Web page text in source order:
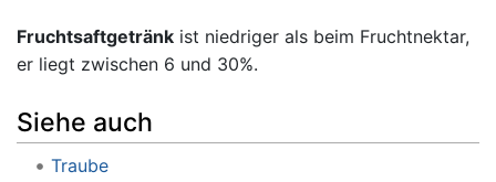
Fruchtsaftgetränk ist niedriger als beim Fruchtnektar,
er liegt zwischen 6 und 30%.
Siehe auch
Traube